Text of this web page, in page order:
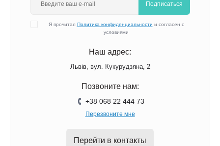
Подписаться
Я прочитал Политика конфиденциальности и согласен с
условиями
Наш адрес:
Львів, вул. Кукурудзяна, 2
Позвоните нам:
+38 068 22 444 73
Перезвоните мне
Перейти в контакты